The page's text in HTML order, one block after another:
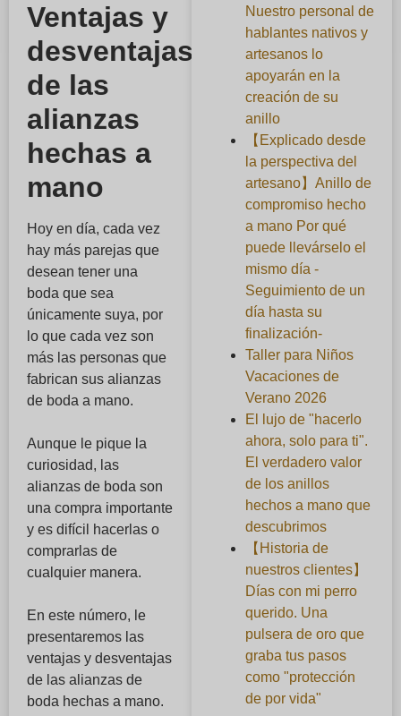
Ventajas y
desventajas
de las
alianzas
hechas a
mano
Hoy en día, cada vez
hay más parejas que
desean tener una
boda que sea
únicamente suya, por
lo que cada vez son
más las personas que
fabrican sus alianzas
de boda a mano.
Aunque le pique la
curiosidad, las
alianzas de boda son
una compra importante
y es difícil hacerlas o
comprarlas de
cualquier manera.
En este número, le
presentaremos las
ventajas y desventajas
de las alianzas de
boda hechas a mano.
Nuestro personal de
hablantes nativos y
artesanos lo
apoyarán en la
creación de su
anillo
【Explicado desde
la perspectiva del
artesano】Anillo de
compromiso hecho
a mano Por qué
puede llevárselo el
mismo día -
Seguimiento de un
día hasta su
finalización-
Taller para Niños
Vacaciones de
Verano 2026
El lujo de "hacerlo
ahora, solo para ti".
El verdadero valor
de los anillos
hechos a mano que
descubrimos
【Historia de
nuestros clientes】
Días con mi perro
querido. Una
pulsera de oro que
graba tus pasos
como "protección
de por vida"